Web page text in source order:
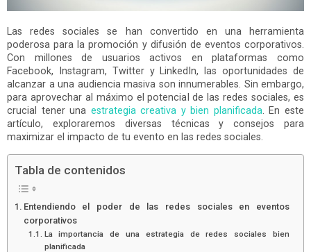
Las redes sociales se han convertido en una herramienta
poderosa para la promoción y difusión de eventos corporativos.
Con millones de usuarios activos en plataformas como
Facebook, Instagram, Twitter y LinkedIn, las oportunidades de
alcanzar a una audiencia masiva son innumerables. Sin embargo,
para aprovechar al máximo el potencial de las redes sociales, es
crucial tener una estrategia creativa y bien planificada . En este
artículo, exploraremos diversas técnicas y consejos para
maximizar el impacto de tu evento en las redes sociales.
Tabla de contenidos
Entendiendo el poder de las redes sociales en eventos
corporativos
La importancia de una estrategia de redes sociales bien
planificada